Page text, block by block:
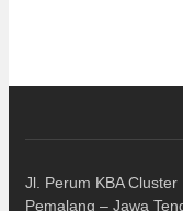
Jl. Perum KBA
Pemalang – Jawa